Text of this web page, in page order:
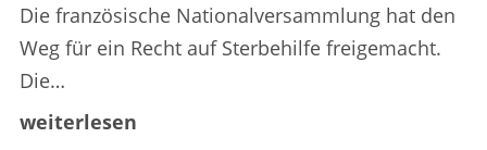
Die französische Nationalversammlung hat den
Weg für ein Recht auf Sterbehilfe freigemacht.
Die…
weiterlesen